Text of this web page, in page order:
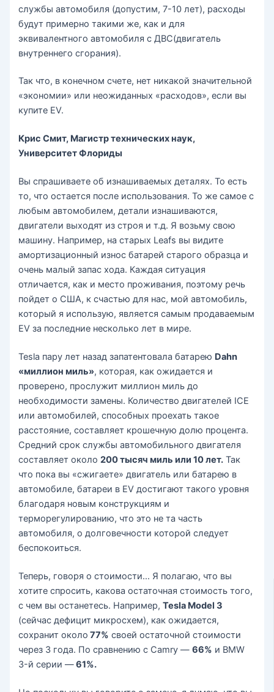
службы автомобиля (допустим, 7-10 лет), расходы
будут примерно такими же, как и для
эквивалентного автомобиля с ДВС(двигатель
внутреннего сгорания).
Так что, в конечном счете, нет никакой значительной
«экономии» или неожиданных «расходов», если вы
купите EV.
Крис Смит, Магистр технических наук,
Университет Флориды
Вы спрашиваете об изнашиваемых деталях. То есть
то, что остается после использования. То же самое с
любым автомобилем, детали изнашиваются,
двигатели выходят из строя и т.д. Я возьму свою
машину. Например, на старых Leafs вы видите
амортизационный износ батарей старого образца и
очень малый запас хода. Каждая ситуация
отличается, как и место проживания, поэтому речь
пойдет о США, к счастью для нас, мой автомобиль,
который я использую, является самым продаваемым
EV за последние несколько лет в мире.
Tesla пару лет назад запатентовала батарею Dahn
«миллион миль», которая, как ожидается и
проверено, прослужит миллион миль до
необходимости замены. Количество двигателей ICE
или автомобилей, способных проехать такое
расстояние, составляет крошечную долю процента.
Средний срок службы автомобильного двигателя
составляет около200 тысяч миль или 10 лет. Так
что пока вы «сжигаете» двигатель или батарею в
автомобиле, батареи в EV достигают такого уровня
благодаря новым конструкциям и
терморегулированию, что это не та часть
автомобиля, о долговечности которой следует
беспокоиться.
Теперь, говоря о стоимости… Я полагаю, что вы
хотите спросить, какова остаточная стоимость того,
с чем вы останетесь. Например,Tesla Model 3
(сейчас дефицит микросхем), как ожидается,
сохранит около 77% своей остаточной стоимости
через 3 года. По сравнению с Camry —66% и BMW
3-й серии —61%.